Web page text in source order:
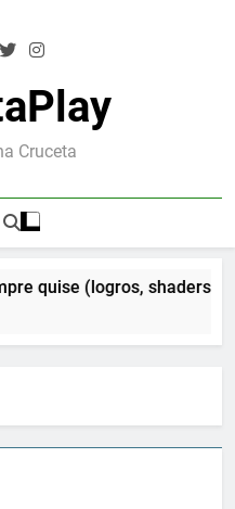
Cruceta
(logros, shaders CRT y